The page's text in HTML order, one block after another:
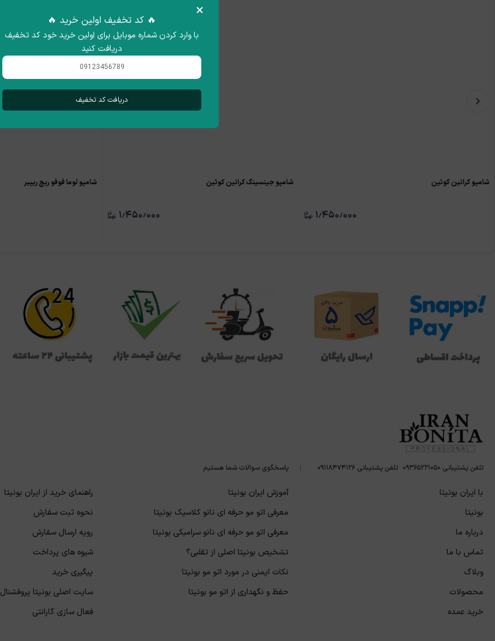
شامپو کراتین کوئین
۱٫۴۵۰٫۰۰۰
شامپو جینسینگ کراتین کوئین
۱٫۴۵۰٫۰۰۰
شامپو لوما فوفو ریچ ریپیر
تلفن پشتیبانی ۰۹۳۶۵۲۲۱۰۵۰ تلفن پشتیبانی ۰۹۱۱۸۴۷۴۱۲۶ پاسخگوی سوالات شما هستیم
با ایران بونیتا
بونیتا
درباره ما
تماس با ما
وبلاگ
محصولات
خرید عمده
آموزش ایران بونیتا
معرفی اتو مو حرفه ای نانو کلاسیک بونیتا
معرفی اتو مو حرفه ای نانو سرامیکی بونیتا
تشخیص بونیتا اصلی از تقلبی؟
نکات ایمنی در مورد اتو مو بونیتا
حفظ و نگهداری از اتو مو بونیتا
راهنمای خرید از ایران بونیتا
نحوه ثبت سفارش
رویه ارسال سفارش
شیوه های پرداخت
پیگیری خرید
سایت اصلی بونیتا پروفشنال
فعال سازی گارانتی
× 🔥 کد تخفیف اولین خرید 🔥
با وارد کردن شماره موبایل برای اولین خرید خود کد تخفیف
دریافت کنید
دریافت کد تخفیف